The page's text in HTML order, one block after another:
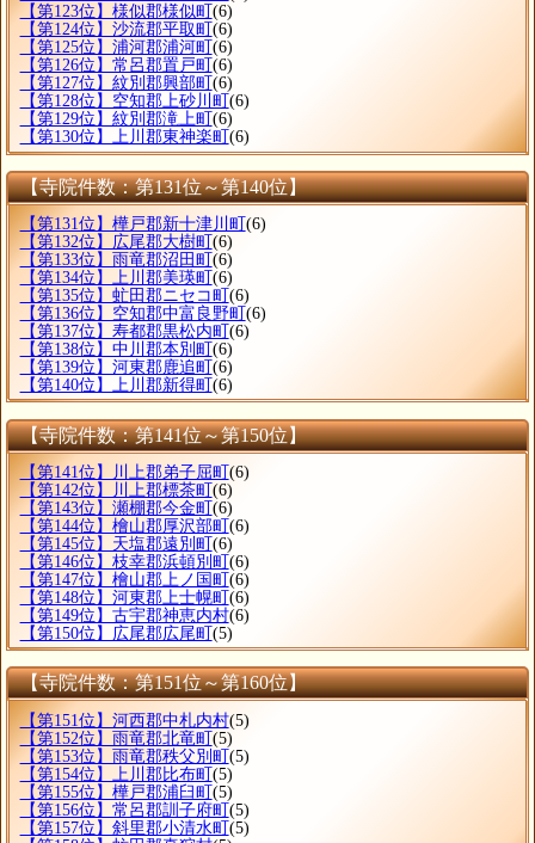
【第123位】様似郡様似町 (6)
【第124位】沙流郡平取町 (6)
【第125位】浦河郡浦河町 (6)
【第126位】常呂郡置戸町 (6)
【第127位】紋別郡興部町 (6)
【第128位】空知郡上砂川町 (6)
【第129位】紋別郡滝上町 (6)
【第130位】上川郡東神楽町 (6)
【寺院件数：第131位～第140位】
【第131位】樺戸郡新十津川町 (6)
【第132位】広尾郡大樹町 (6)
【第133位】雨竜郡沼田町 (6)
【第134位】上川郡美瑛町 (6)
【第135位】虻田郡ニセコ町 (6)
【第136位】空知郡中富良野町 (6)
【第137位】寿都郡黒松内町 (6)
【第138位】中川郡本別町 (6)
【第139位】河東郡鹿追町 (6)
【第140位】上川郡新得町 (6)
【寺院件数：第141位～第150位】
【第141位】川上郡弟子屈町 (6)
【第142位】川上郡標茶町 (6)
【第143位】瀬棚郡今金町 (6)
【第144位】檜山郡厚沢部町 (6)
【第145位】天塩郡遠別町 (6)
【第146位】枝幸郡浜頓別町 (6)
【第147位】檜山郡上ノ国町 (6)
【第148位】河東郡上士幌町 (6)
【第149位】古宇郡神恵内村(6)
【第150位】広尾郡広尾町 (5)
【寺院件数：第151位～第160位】
【第151位】河西郡中札内村(5)
【第152位】雨竜郡北竜町 (5)
【第153位】雨竜郡秩父別町 (5)
【第154位】上川郡比布町 (5)
【第155位】樺戸郡浦臼町 (5)
【第156位】常呂郡訓子府町 (5)
【第157位】斜里郡小清水町 (5)